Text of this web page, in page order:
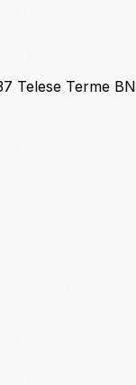
Telese Terme BN